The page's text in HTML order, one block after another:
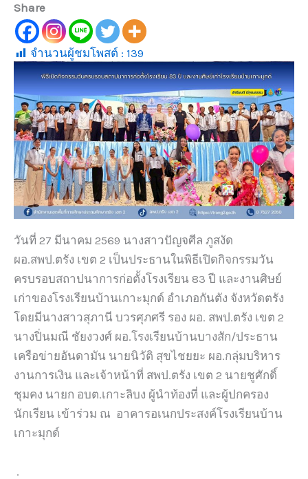
Share
จำนวนผู้ชมโพสต์ : 139
วันที่ 27 มีนาคม 2569 นางสาวปัญจศีล ภูสงัด
ผอ.สพป.ตรัง เขต 2 เป็นประธานในพิธีเปิดกิจกรรมวัน
ครบรอบสถาปนาการก่อตั้งโรงเรียน 83 ปี และงานศิษย์
เก่าของโรงเรียนบ้านเกาะมุกด์ อำเภอกันตัง จังหวัดตรัง
โดยมีนางสาวสุภานี บวรศุภศรี รอง ผอ. สพป.ตรัง เขต 2
นางปิ่นมณี ชัยงวงศ์ ผอ.โรงเรียนบ้านบางสัก/ประธาน
เครือข่ายอันดามัน นายนิวัติ สุขไชยยะ ผอ.กลุ่มบริหาร
งานการเงิน และเจ้าหน้าที่ สพป.ตรัง เขต 2 นายชูศักดิ์
ชุมคง นายก อบต.เกาะลิบง ผู้นำท้องที่ และผู้ปกครอง
นักเรียน เข้าร่วม ณ อาคารอเนกประสงค์โรงเรียนบ้าน
เกาะมุกด์
.